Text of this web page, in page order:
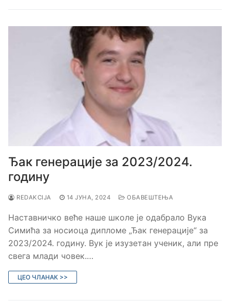
Ђак генерације за 2023/2024.
годину
REDAKCIJA 14 ЈУНА, 2024 ОБАВЕШТЕЊА
Наставничко веће наше школе је одабрало Вука
Симића за носиоца дипломе „Ђак генерације“ за
2023/2024. годину. Вук је изузетан ученик, али пре
свега млади човек.…
ЦЕО ЧЛАНАК >>